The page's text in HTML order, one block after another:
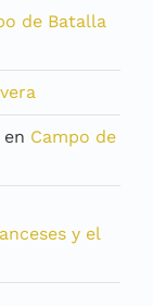
de Batalla
en Campo de
y el